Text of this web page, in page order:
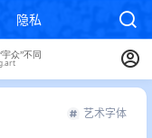
隐私政策
艺术字体